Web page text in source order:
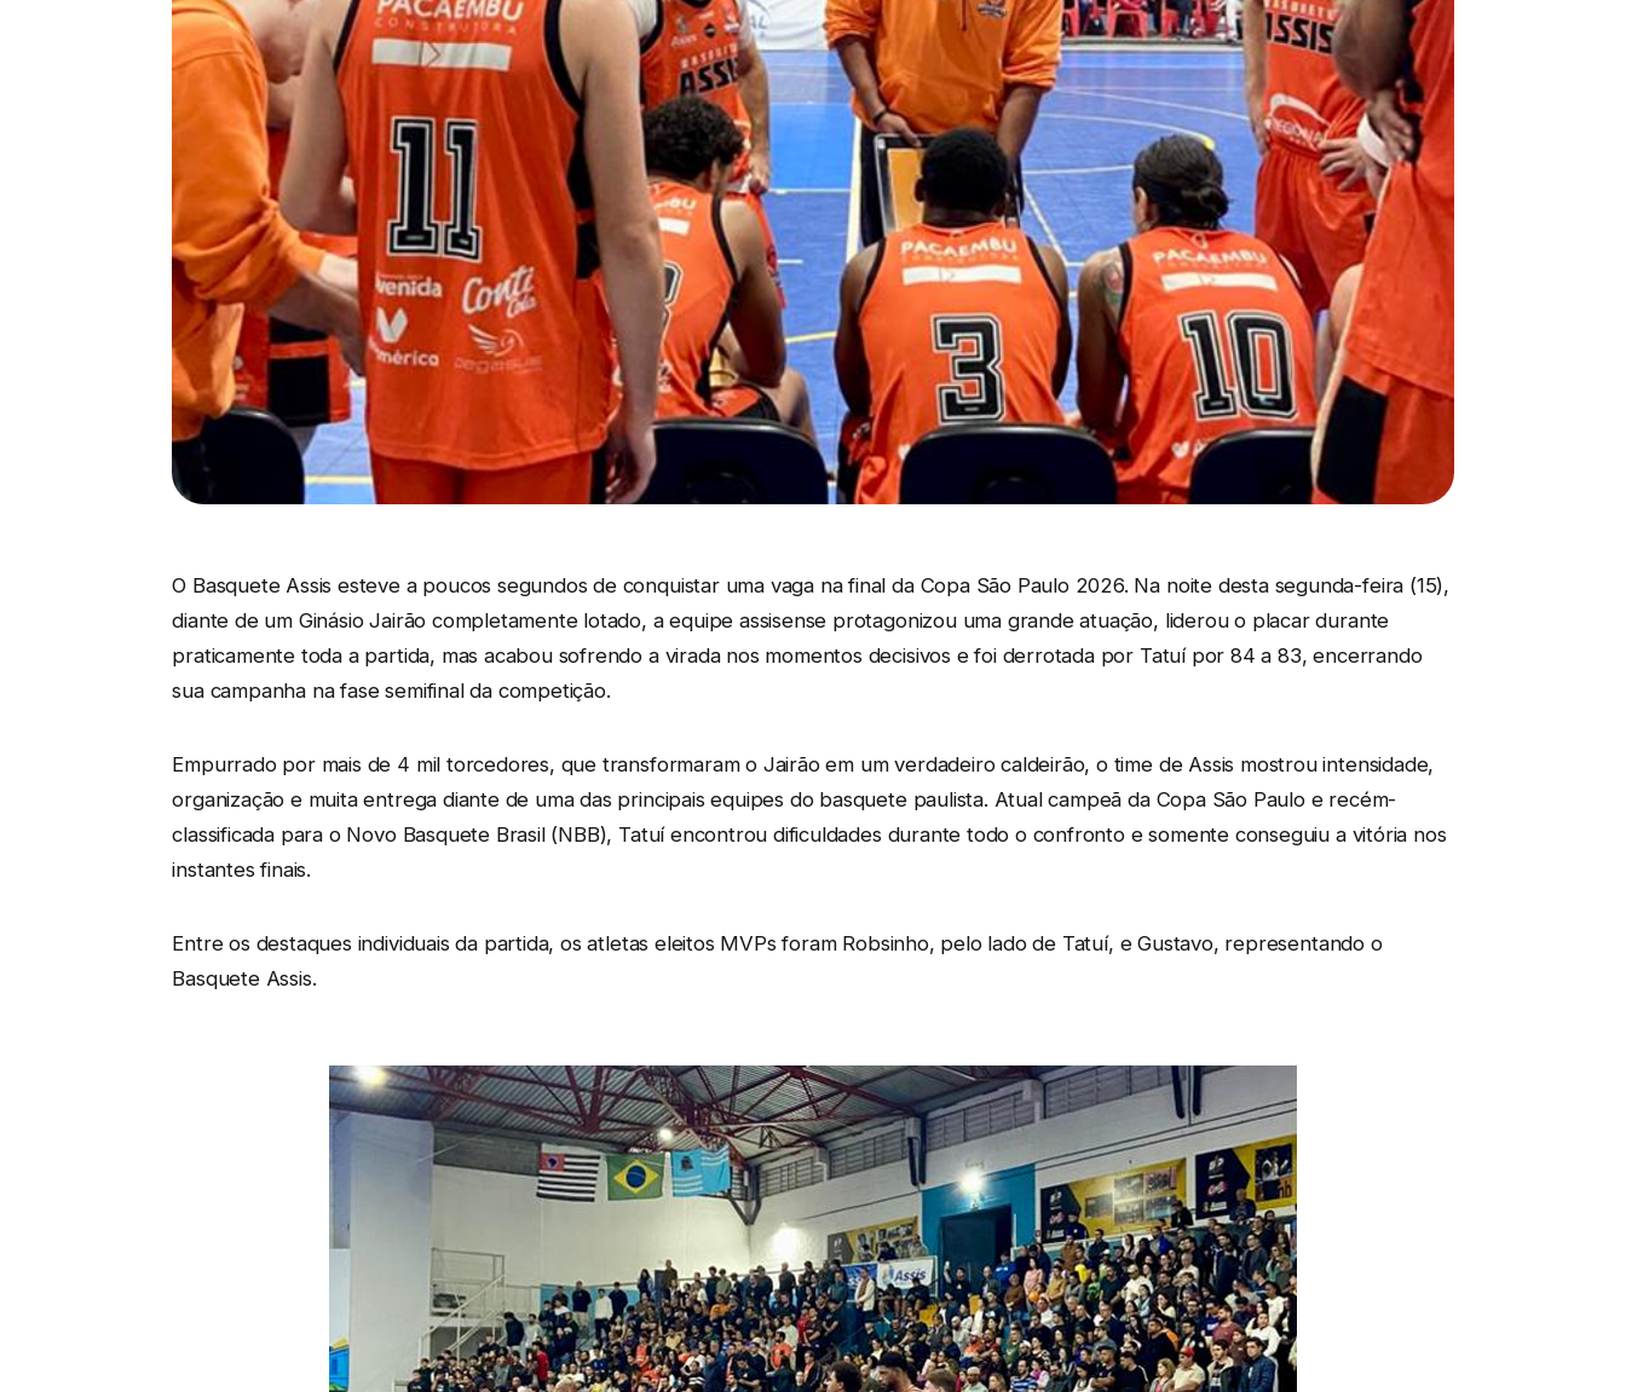
O Basquete Assis esteve a poucos segundos de conquistar uma vaga na final da Copa São Paulo 2026. Na noite desta segunda-feira (15),
diante de um Ginásio Jairão completamente lotado, a equipe assisense protagonizou uma grande atuação, liderou o placar durante
praticamente toda a partida, mas acabou sofrendo a virada nos momentos decisivos e foi derrotada por Tatuí por 84 a 83, encerrando
sua campanha na fase semifinal da competição.
Empurrado por mais de 4 mil torcedores, que transformaram o Jairão em um verdadeiro caldeirão, o time de Assis mostrou intensidade,
organização e muita entrega diante de uma das principais equipes do basquete paulista. Atual campeã da Copa São Paulo e recém-
classificada para o Novo Basquete Brasil (NBB), Tatuí encontrou dificuldades durante todo o confronto e somente conseguiu a vitória nos
instantes finais.
Entre os destaques individuais da partida, os atletas eleitos MVPs foram Robsinho, pelo lado de Tatuí, e Gustavo, representando o
Basquete Assis.